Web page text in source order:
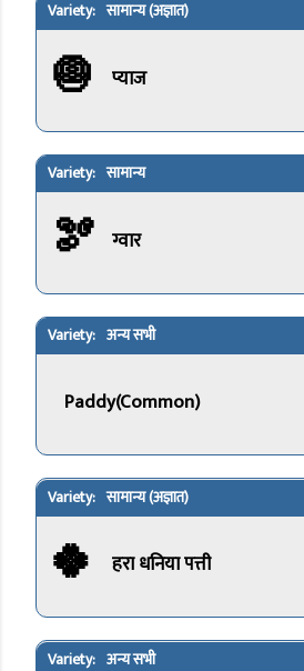
सामान्य (अज्ञात)
🧅 प्याज
सामान्य
🫘 ग्वार
अन्य सभी
Paddy(Common)
सामान्य (अज्ञात)
🍀 हरा धनिया पत्ती
अन्य सभी